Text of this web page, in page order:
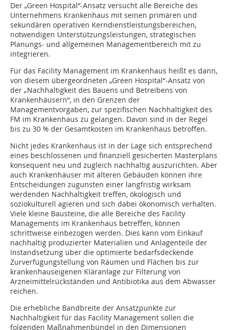
Der „Green Hospital“-Ansatz versucht alle Bereiche des
Unternehmens Kran­kenhaus mit seinen primären und
sekun­dären operativen Kerndienstleistungsbereichen,
notwendigen Unterstüt­zungsleistungen, strategischen
Planungs- und allgemeinen Managementbereich mit zu
integrieren.
Für das Facility Management im Kran­ken­haus heißt es dann,
von diesem übergeordneten „Green Hospital“-Ansatz von
der „Nachhaltigkeit des Bauens und Betreibens von
Krankenhäusern“, in den Grenzen der
Managementvorgaben, zur spezifischen Nachhaltigkeit des
FM im Krankenhaus zu gelangen. Davon sind in der Regel
bis zu 30 % der Gesamtkosten im Krankenhaus betroffen.
Nicht jedes Krankenhaus ist in der Lage sich entsprechend
eines beschlossenen und finanziell gesicherten Masterplans
konsequent neu und zugleich nachhaltig auszurichten. Aber
auch Krankenhäuser mit älteren Gebäuden können ihre
Entscheidungen zugunsten einer langfristig wirksam
werdenden Nachhaltigkeit treffen, ökologisch und
soziokulturell agieren und sich dabei ökonomisch verhalten.
Viele kleine Bausteine, die alle Bereiche des Facility
Managements im Krankenhaus betreffen, können
schrittweise einbezogen werden. Dies kann vom Einkauf
nachhaltig produzierter Materialien und Anlagenteile der
Instandsetzung über die optimierte bedarfsdeckende
Zurverfügungstellung von Räumen und Flächen bis zur
krankenhauseigenen Kläranlage zur Filterung von
Arzneimittelrückständen und Antibiotika aus dem Abwasser
reichen.
Die erhebliche Bandbreite der Ansatzpunkte zur
Nachhaltigkeit für das Facility Management sollen die
folgenden Maßnahmenbündel in den Dimensionen